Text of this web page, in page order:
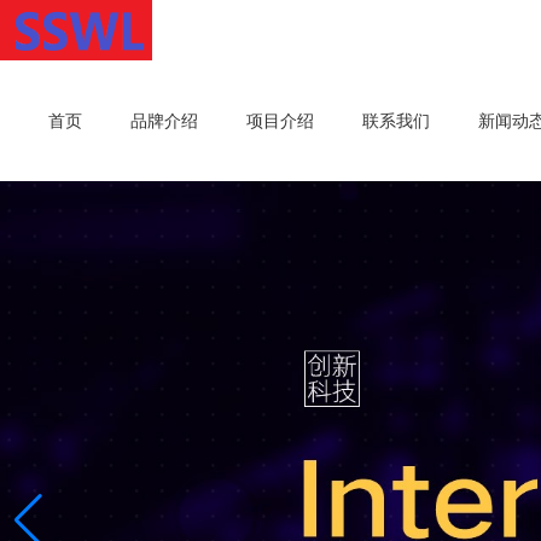
首页 品牌介绍 项目介绍 联系我们 新闻动